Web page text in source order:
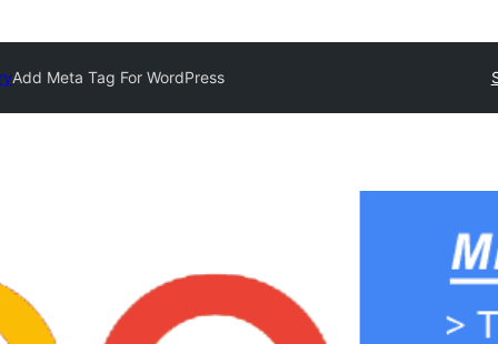
Add Meta Tag For WordPress